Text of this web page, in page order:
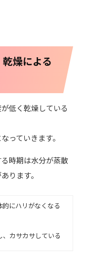
燥による
低く乾燥している
っていきます。
時期は水分が蒸散
ります。
にハリがなくなる
カサカサしている